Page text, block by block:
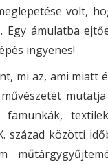
volt,
Egy ámulatba
ingyenes!
mi az, ami miatt
famunkák,
század közötti